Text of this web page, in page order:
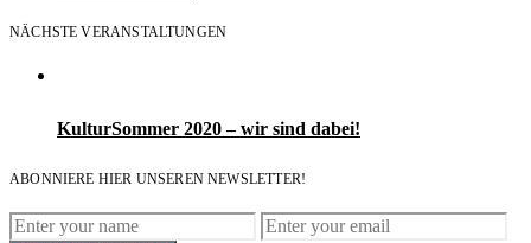
NÄCHSTE VERANSTALTUNGEN
KulturSommer 2020 – wir sind dabei!
ABONNIERE HIER UNSEREN NEWSLETTER!